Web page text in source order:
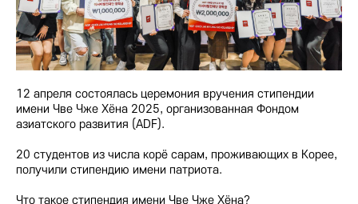
12 апреля состоялась церемония вручения стипендии
имени Чве Чже Хёна 2025, организованная Фондом
азиатского развития (ADF).
20 студентов из числа корё сарам, проживающих в Корее,
получили стипендию имени патриота.
Что такое стипендия имени Чве Чже Хёна?